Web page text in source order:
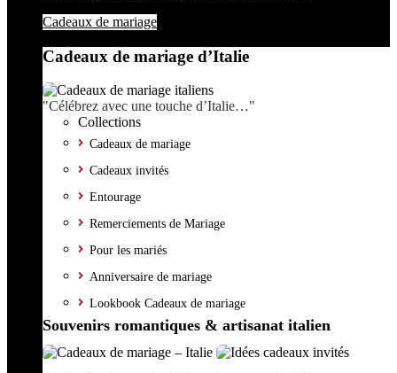
Cadeaux de mariage
Cadeaux de mariage d’Italie
"Célébrez avec une touche d’Italie…"
Collections
Cadeaux de mariage
Cadeaux invités
Entourage
Remerciements de Mariage
Pour les mariés
Anniversaire de mariage
Lookbook Cadeaux de mariage
Souvenirs romantiques & artisanat italien